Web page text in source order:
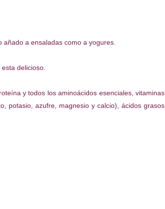
a ensaladas como a yogures.
delicioso.
y todos los aminoácidos esenciales, vitaminas
potasio, azufre, magnesio y calcio), ácidos grasos